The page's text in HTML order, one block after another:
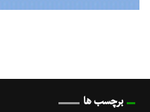
برچسب ها